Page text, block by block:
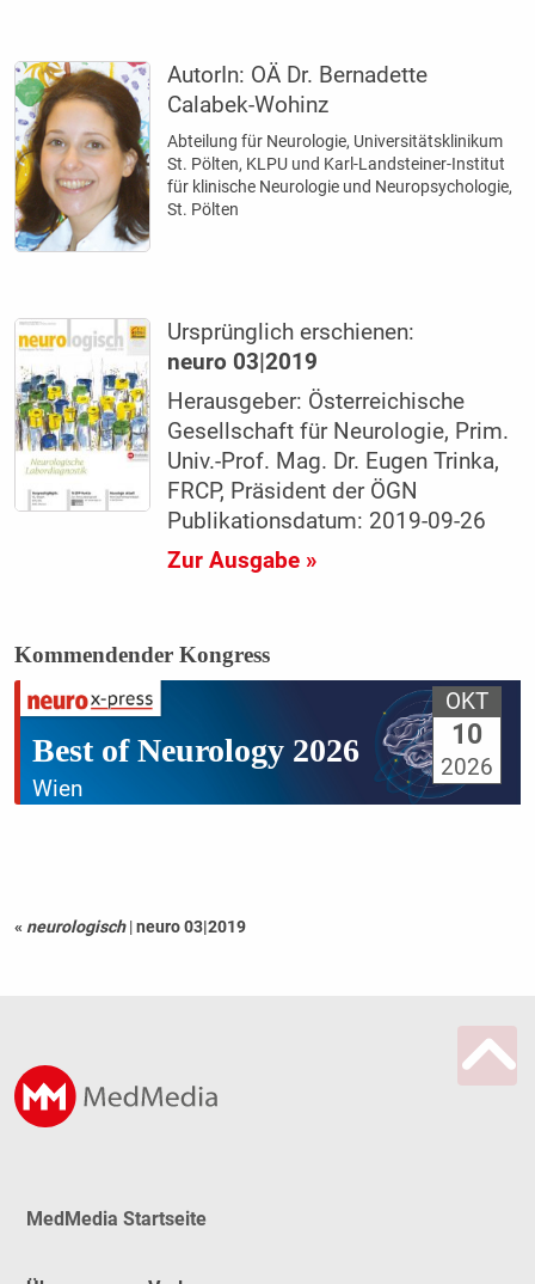
AutorIn: OÄ Dr. Bernadette
Calabek-Wohinz
Abteilung für Neurologie, Universitätsklinikum
St. Pölten, KLPU und Karl-Landsteiner-Institut
für klinische Neurologie und Neuropsychologie,
St. Pölten
Ursprünglich erschienen:
neuro 03|2019
Herausgeber: Österreichische
Gesellschaft für Neurologie, Prim.
Univ.-Prof. Mag. Dr. Eugen Trinka,
FRCP, Präsident der ÖGN
Publikationsdatum: 2019-09-26
Zur Ausgabe »
Kommendender Kongress
Best of Neurology 2026
Wien
OKT
10
2026
« neurologisch |neuro 03|2019
MedMedia Startseite